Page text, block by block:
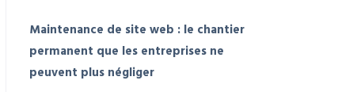
Maintenance de site web : le chantier
permanent que les entreprises ne
peuvent plus négliger